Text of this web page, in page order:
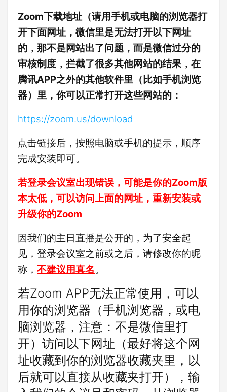
Zoom下载地址（请用手机或电脑的浏览器打
开下面网址，微信里是无法打开以下网址
的，那不是网站出了问题，而是微信过分的
审核制度，拦截了很多其他网站的结果，在
腾讯APP之外的其他软件里（比如手机浏览
器）里，你可以正常打开这些网站的：
https://zoom.us/download
点击链接后，按照电脑或手机的提示，顺序
完成安装即可。
若登录会议室出现错误，可能是你的Zoom版
本太低，可以访问上面的网址，重新安装或
升级你的Zoom
因我们的主日直播是公开的，为了安全起
见，登录会议室之前或之后，请修改你的昵
称， 不建议用真名。
若Zoom APP无法正常使用，可以
用你的浏览器（手机浏览器，或电
脑浏览器，注意：不是微信里打
开）访问以下网址（最好将这个网
址收藏到你的浏览器收藏夹里，以
后就可以直接从收藏夹打开），输